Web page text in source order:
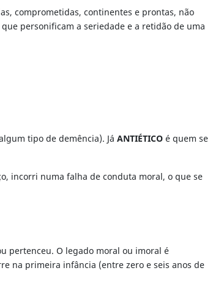
comprometidas, continentes e prontas, não
personificam a seriedade e a retidão de uma
tipo de demência). Já ANTIÉTICOé quem se
incorri numa falha de conduta moral, o que se
pertenceu. O legado moral ou imoral é
na primeira infância (entre zero e seis anos de